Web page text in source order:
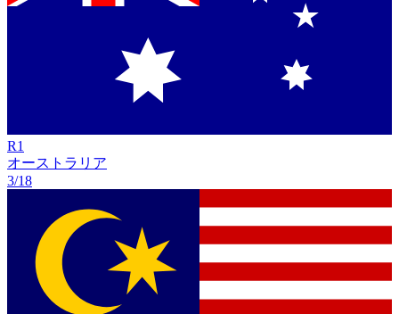
R1
オーストラリア
3/18